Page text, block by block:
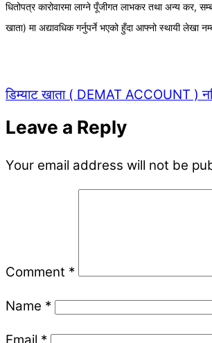
धितोपत्र कारोवारमा लाग्ने पूँजीगत लाभकर तथा अन्य कर,
खाता) मा अद्यावधिक गर्नुपर्ने भएको हुँदा आफ्नो स्थायी लेखा
डिम्याट खाता ( DEMAT ACCOUNT )
Leave a Reply
Your email address will not be
Comment *
Name *
Email *